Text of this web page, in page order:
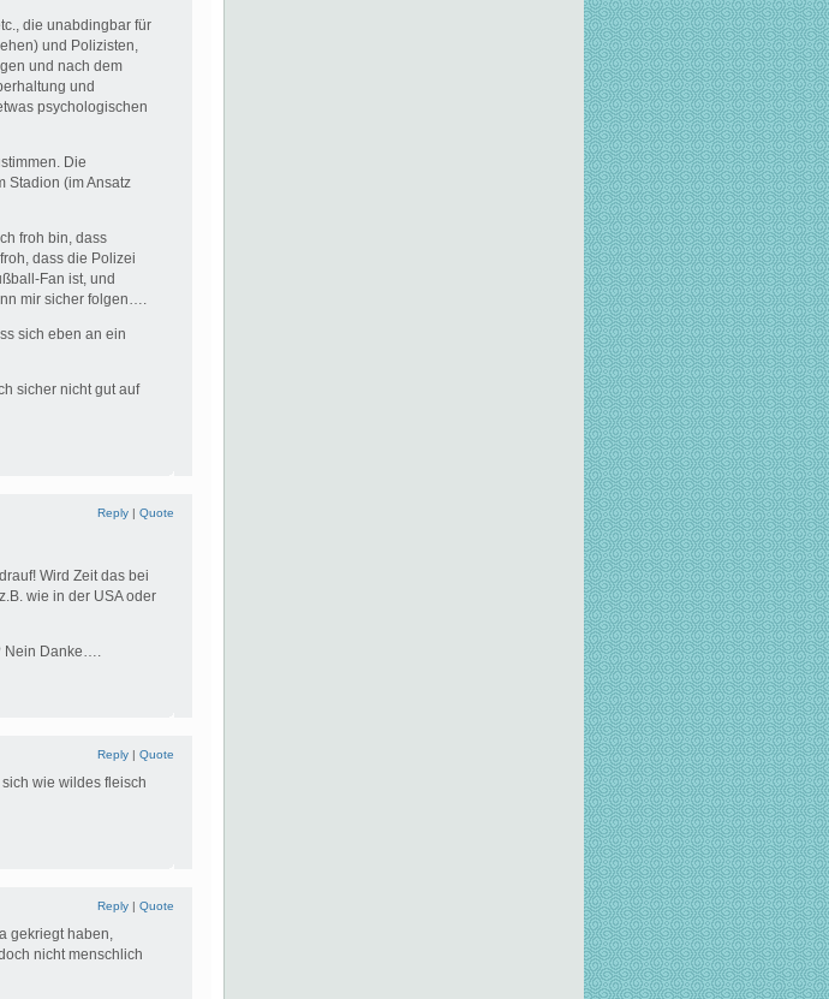
die unabdingbar für
und Polizisten,
und nach dem
und
psychologischen
Die
Stadion (im Ansatz
froh bin, dass
dass die Polizei
Fan ist, und
mir sicher folgen….
sich eben an ein
sicher nicht gut auf
Reply | Quote
Wird Zeit das bei
wie in der USA oder
Nein Danke….
Reply | Quote
wie wildes fleisch
Reply | Quote
gekriegt haben,
nicht menschlich